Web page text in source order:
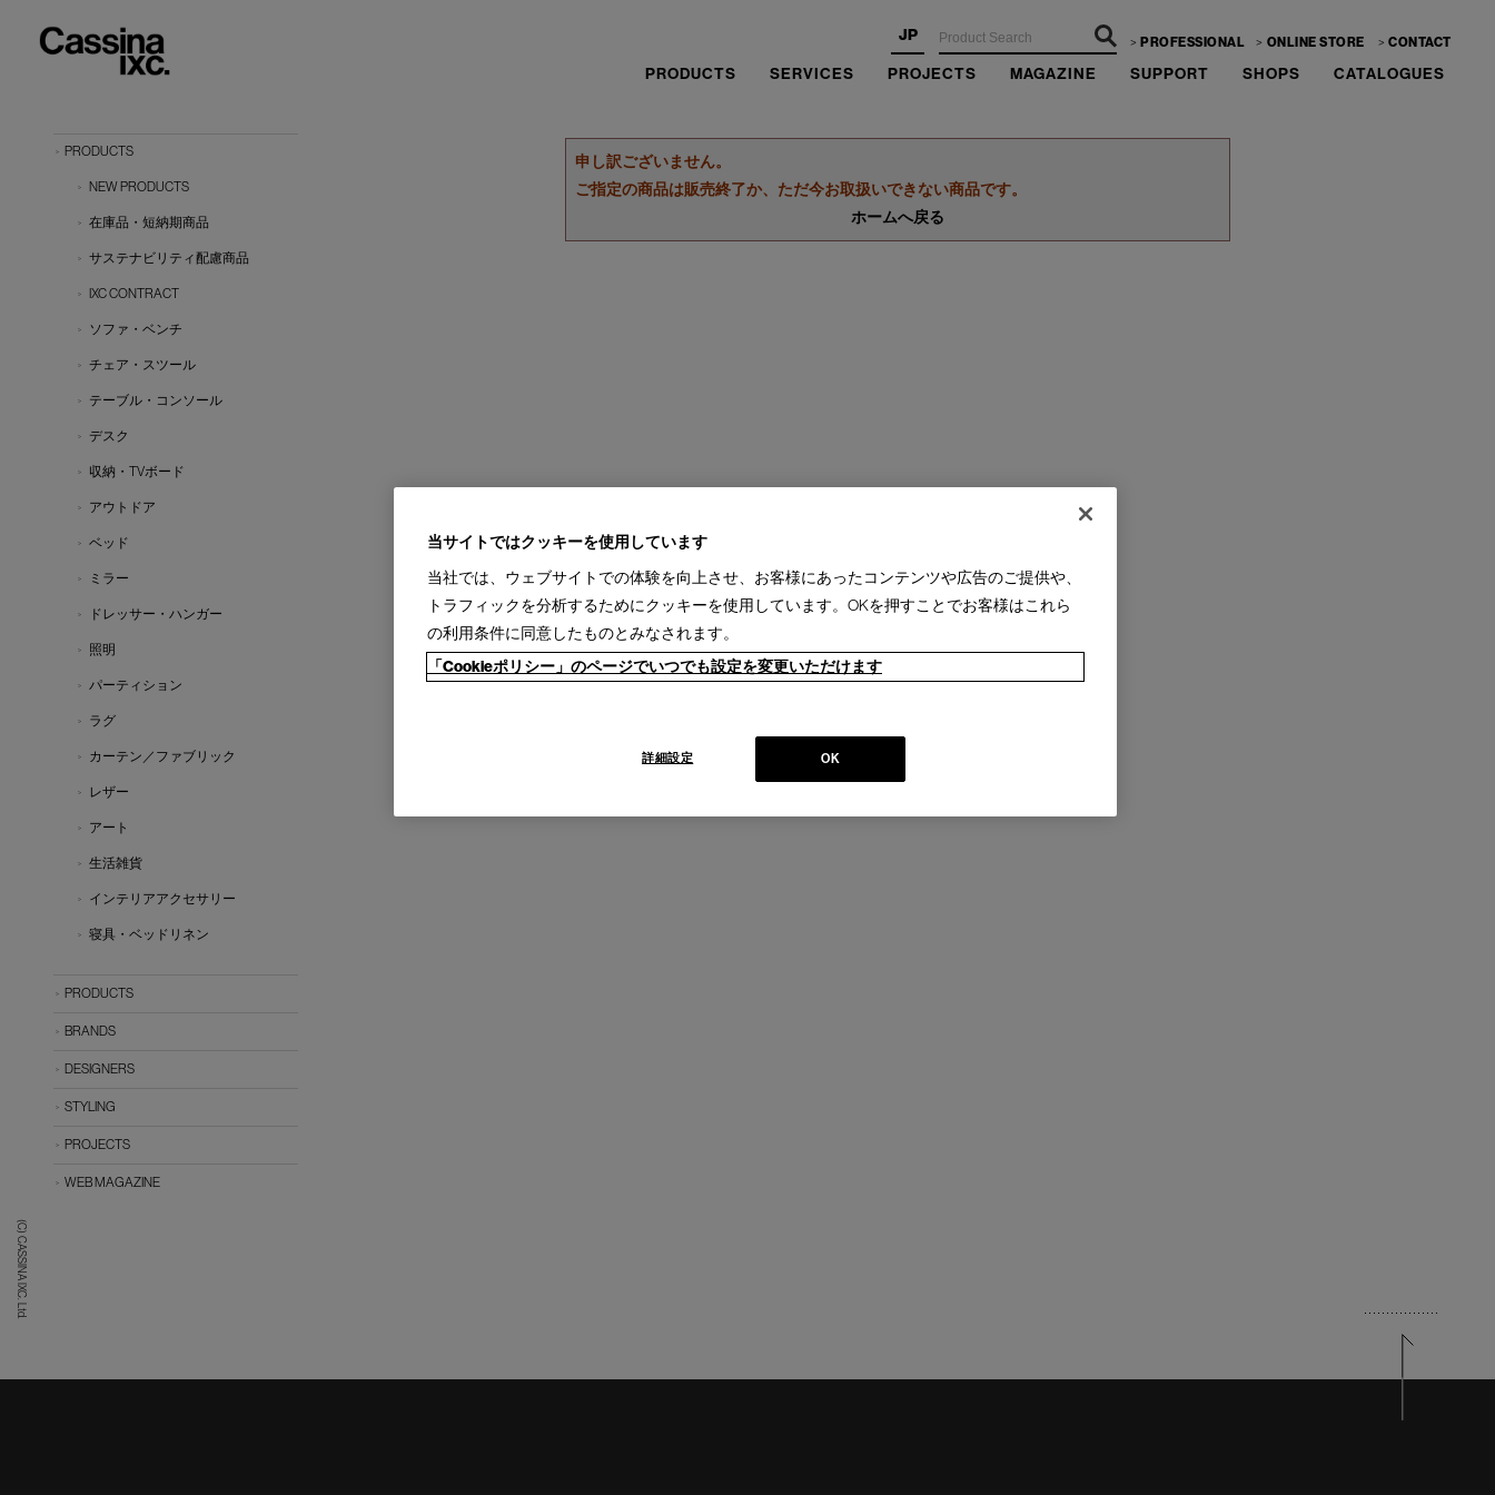
JP PROFESSIONAL ONLINE STORE CONTACT
PRODUCTS SERVICES PROJECTS MAGAZINE SUPPORT SHOPS CATALOGUES
(C) CASSINA IXC. Ltd.
申し訳ございません。
ご指定の商品は販売終了か、ただ今お取扱いできない商品です。
ホームへ戻る
PRODUCTS
NEW PRODUCTS
在庫品・短納期商品
サステナビリティ配慮商品
IXC CONTRACT
ソファ・ベンチ
チェア・スツール
テーブル・コンソール
デスク
収納・TVボード
アウトドア
ベッド
ミラー
ドレッサー・ハンガー
照明
パーティション
ラグ
カーテン／ファブリック
レザー
アート
生活雑貨
インテリアアクセサリー
寝具・ベッドリネン
PRODUCTS
BRANDS
DESIGNERS
STYLING
PROJECTS
WEB MAGAZINE
当サイトではクッキーを使用しています
当社では、ウェブサイトでの体験を向上させ、お客様にあったコンテンツや広告のご提供や、
トラフィックを分析するためにクッキーを使用しています。OKを押すことでお客様はこれら
の利用条件に同意したものとみなされます。
「Cookieポリシー」のページでいつでも設定を変更いただけます
OK
詳細設定